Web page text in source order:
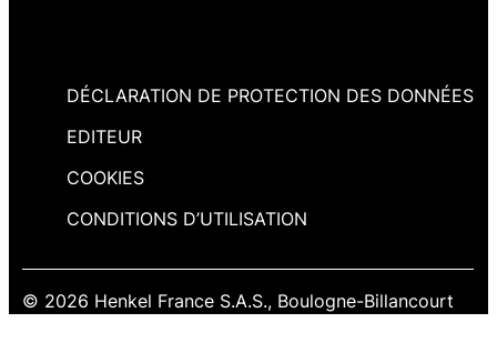
DÉCLARATION DE PROTECTION DES DONNÉES
EDITEUR
COOKIES
CONDITIONS D’UTILISATION
© 2026 Henkel France S.A.S., Boulogne-Billancourt